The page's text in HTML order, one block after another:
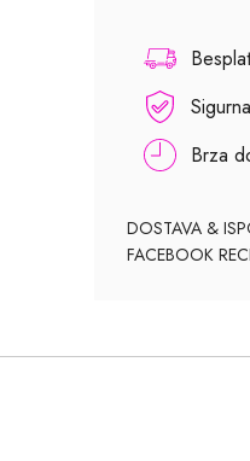
Brza
DOSTAVA &
FACEBOOK